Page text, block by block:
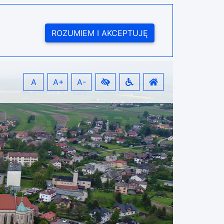
ROZUMIEM I AKCEPTUJĘ
A A+ A-